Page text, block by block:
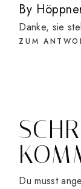
By
Danke, sie
ZUM
Du musst